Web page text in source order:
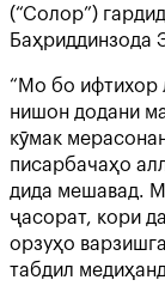
(“Солор”)
Баҳриддинзода
“Мо бо ифтихор
нишон додани
кӯмак
писарбачаҳо
дида мешавад.
ҷасорат, кори
орзуҳо
табдил